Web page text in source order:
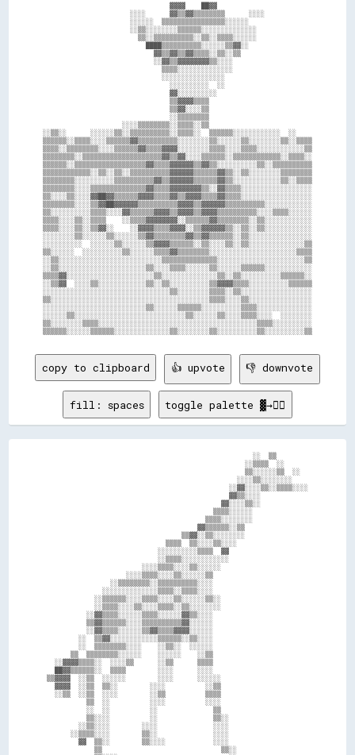
                                ▓▓▓▓    ██▓▓
                      ░░░░      ▓▓▒▒▓▓▒▒▒▒▒▒▒▒      ░░░░
                      ░░░░░░  ▒▒▒▒▒▒▒▒▒▒▒▒▒▒▒▒░░░░░░
                      ░░▒▒░░░░░░░░▒▒▒▒▒▒░░░░░░░░░░░░░░
                        ▒▒░░▒▒▒▒▒▒▒▒▒▒░░▒▒░░▒▒▒▒░░░░░░
                          ████▒▒▒▒▒▒▒▒▒▒░░░░░░▒▒▓▓░░
                            ▓▓▒▒▓▓▒▒▓▓▒▒▒▒░░▒▒░░▒▒
                            ░░▓▓▒▒▓▓▓▓▓▓▓▓▒▒░░░░
                              ▒▒▒▒░░░░░░░░░░░░░░
                              ░░░░░░░░░░░░░░░░
                                ░░░░░░░░░░  ░░
                                ▓▓░░░░░░░░░░
                                ▒▒▓▓▓▓▒▒▒▒
                                ▒▒▓▓░░░░▒▒
                                ░░▒▒▒▒▒▒▒▒
                    ░░░░▒▒▒▒▒▒▒▒░░▒▒▒▒░░▒▒
░░▒▒░░      ░░░░░░▒▒░░▒▒▒▒▒▒▒▒▒▒░░▒▒▒▒░░  ▒▒▒▒▒▒░░░░░░░░░░░░  ░░
▒▒▒▒▒▒░░▒▒▒▒░░░░▒▒▒▒▒▒▓▓▒▒▒▒▒▒▒▒▒▒░░░░░░░░▒▒░░░░░░▒▒░░░░░░░░▒▒░░▒▒▒▒
▒▒▒▒░░▒▒▒▒▒▒▒▒░░░░▒▒▒▒▒▒▓▓▒▒▒▒▓▓▓▓░░░░░░░░▒▒▒▒░░░░▒▒▒▒░░░░░░░░░░░░▒▒
▒▒▒▒▒▒▒▒░░▒▒▒▒▒▒▒▒▒▒▒▒▒▒▒▒▒▒▒▒▓▓▒▒▓▓░░░░▒▒▒▒▒▒░░▒▒▒▒▒▒▒▒▒▒▒▒░░▒▒▒▒░░
▒▒▒▒▒▒░░▒▒▒▒▒▒▒▒▒▒▒▒▒▒▒▒▒▒▓▓▒▒▒▒▓▓▓▓▓▓▒▒▓▓▒▒░░░░░░░░░░▒▒░░▒▒▒▒▒▒▒▒▒▒
▒▒▒▒▒▒▒▒▒▒▒▒░░▒▒░░▒▒░░▒▒▒▒▒▒▒▒▒▒▓▓▓▓▓▓▒▒▒▒▒▒▓▓▒▒░░▒▒░░░░░░░░▒▒▒▒▒▒▒▒
▒▒▒▒▒▒▒▒░░░░░░░░░░▒▒▒▒▒▒▒▒▒▒▓▓▒▒▓▓▓▓▓▓▒▒▒▒▒▒▓▓▒▒░░░░░░░░░░░░▒▒░░▒▒▒▒
▒▒▒▒▒▒▒▒░░░░▒▒▒▒▒▒▒▒▒▒▒▒▒▒▓▓▒▒▒▒▓▓▓▓▓▓▓▓▒▒░░▓▓▒▒▒▒░░░░░░░░░░░░░░░░░░
▒▒░░░░▒▒░░░░▓▓██▓▓▒▒▒▒▒▒▓▓▓▓▒▒▒▒▓▓▒▒▓▓▓▓▒▒▒▒▓▓▒▒▒▒░░░░░░░░░░░░░░░░░░
▒▒▒▒▒▒▒▒░░░░▒▒▓▓██▓▓▓▓▓▓▒▒▒▒▒▒▒▒▒▒▓▓▓▓▒▒▓▓▓▓▓▓▒▒▒▒▒▒▒▒▒▒░░░░░░░░░░░░
▒▒░░░░░░░░░░▒▒▒▒░░░░▓▓▒▒▒▒▒▒▓▓▓▓▒▒▓▓▓▓▒▒▓▓▓▓▒▒▒▒▒▒▒▒▒▒░░░░▒▒▒▒░░░░░░
▒▒▒▒░░░░▒▒░░▒▒▒▒    ░░▒▒▒▒▓▓▓▓▓▓▓▓░░▒▒▒▒▒▒▓▓▒▒▒▒▒▒▒▒░░▒▒░░░░░░░░░░░░
▒▒▒▒░░░░▒▒░░▒▒▓▓░░    ░░▓▓▓▓▒▒▒▒▓▓▓▓░░▒▒▓▓▓▓▓▓▒▒░░▒▒░░▒▒░░░░░░░░░░░░
░░░░░░░░▒▒░░░░░░▒▒░░░░░░▒▒▓▓▒▒▒▒▒▒▒▒▓▓▒▒▓▓▒▒▒▒▒▒░░▒▒░░░░░░░░░░░░░░░░
░░░░░░░░░░  ░░░░░░▒▒░░░░░░▒▒▓▓▓▓▒▒▒▒▒▒░░▒▒░░░░▒▒░░▒▒░░░░░░░░░░░░░░▒▒
▒▒░░░░░░  ░░░░░░░░░░▒▒░░░░░░▒▒▒▒▓▓▒▒▒▒▒▒▒▒░░░░░░░░░░░░░░░░░░░░░░▒▒▒▒
░░▒▒░░░░░░░░░░░░░░░░░░░░░░░░░░▒▒▒▒▒▒▒▒▒▒▒▒▒▒░░░░░░░░░░░░░░░░░░░░░░▒▒
░░▒▒░░░░░░░░░░░░░░░░░░░░░░▒▒░░░░▒▒▒▒░░░░░░▒▒░░░░░░▒▒▒▒▒▒░░░░░░░░░░░░
▒▒▒▒▓▓░░░░░░░░░░░░░░░░░░░░░░▒▒░░░░░░░░░░░░░░▒▒░░▒▒░░░░░░░░░░▒▒▒▒▒▒░░
░░▒▒▓▓  ░░░░▒▒░░░░░░░░░░░░▒▒░░▒▒░░░░░░░░░░▒▒▓▓▓▓▒▒▒▒░░░░░░░░░░▒▒▒▒▒▒
░░░░░░░░░░░░░░░░░░░░░░░░░░░░░░░░▒▒░░░░░░░░▒▒▒▒░░▒▒░░░░░░░░░░░░░░░░░░
▒▒░░░░░░░░░░░░░░░░░░░░░░░░░░░░░░░░░░░░░░░░▒▒▒▒░░░░▒▒░░░░░░░░░░░░░░░░
░░░░░░░░░░░░░░░░░░░░░░░░░░▒▒░░░░░░▒▒▒▒▒▒░░░░░░░░░░▒▒▒▒░░░░░░░░░░░░░░
░░░░░░▒▒░░░░░░░░░░░░░░░░░░░░░░░░░░░░▒▒░░░░░░▒▒░░░░▒▒▒▒░░░░  ░░░░░░░░
▒▒░░░░░░░░▒▒▒▒░░░░░░░░░░░░░░░░░░░░░░░░░░░░░░░░░░░░░░░░▒▒▒▒░░░░░░░░░░
copy to clipboard 👍 upvote 👎 downvote
fill: spaces toggle palette ▓→✊🏽
                                                    ░░  ▒▒
                                                  ░░▒▒▒▒  ░░
                                                  ▒▒░░░░░░▒▒  ░░
                                                ░░░░▒▒░░░░░░░░
                                              ░░▓▓░░░░▒▒░░▒▒▒▒░░░░
                                              ▓▓▒▒░░░░
                                            ▓▓░░░░▒▒░░
                                          ▒▒▒▒░░░░░░
                                        ▒▒▒▒░░░░░░░░
                                      ▓▓▒▒▒▒▒▒░░▒▒
                                  ▒▒▓▓░░▒▒░░░░░░░░
                              ▒▒▒▒  ▒▒░░░░▒▒░░░░
                            ░░░░░░░░░░▒▒▒▒  ▓▓
                            ░░▒▒▒▒░░░░░░░░░░░░
                        ░░░░▒▒▒▒░░░░▒▒░░░░░░
                    ░░░░▒▒▒▒░░░░▒▒░░░░░░▒▒
                ░░▒▒▒▒▒▒▒▒░░▒▒▒▒▒▒▒▒▒▒░░░░
              ░░░░░░░░░░░░░░▒▒▒▒░░▒▒▒▒░░░░
            ░░▒▒▒▒▒▒░░░░▒▒▒▒░░░░▒▒░░░░░░▒▒░░
            ░░▒▒▒▒░░░░▒▒░░░░▒▒▒▒░░▒▒░░░░░░░░
          ░░▓▓▒▒▒▒░░░░░░▒▒▒▒░░░░░░▓▓▒▒░░░░
          ▒▒▓▓▒▒▒▒▒▒░░░░▒▒▒▒▒▒▒▒▒▒▓▓░░░░░░
          ░░▓▓▒▒▒▒░░░░░░▒▒▓▓▒▒▒▒▓▓▓▓░░░░░░
        ░░  ▒▒▓▓░░░░░░░░░░░░▒▒▒▒▒▒░░▒▒░░░░
        ░░  ▒▒▒▒▒▒▒▒░░░░    ░░▒▒░░  ░░░░░░
      ▒▒  ▒▒▒▒▒▒▒▒░░░░░░    ░░░░░░    ░░▒▒
  ░░▓▓▓▓▒▒▒▒░░  ░░░░▒▒      ░░▒▒      ▒▒▒▒
  ██▓▓▒▒▒▒▒▒░░  ▒▒▒▒        ░░░░      ░░░░
▒▒▓▓▓▓  ░░▒▒  ░░░░░░        ░░░░      ░░░░░░
  ▓▓▓▓  ░░▒▒  ▒▒░░        ░░░░          ░░▒▒
  ░░▒▒  ░░▒▒  ░░░░        ░░▒▒          ▒▒▒▒
          ▒▒  ░░          ░░░░          ░░░░
          ░░  ░░          ░░              ▒▒
          ▒▒░░░░          ░░              ▒▒░░
        ░░▒▒░░░░        ░░░░              ░░░░
      ░░▒▒▒▒░░░░        ▒▒░░              ░░░░
        ▓▓  ▒▒░░        ▒▒░░░░            ░░░░
            ▒▒                              ▒▒░░